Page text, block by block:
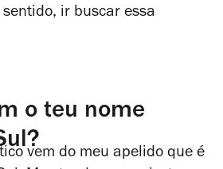
ir buscar essa
o teu nome
vem do meu apelido que é